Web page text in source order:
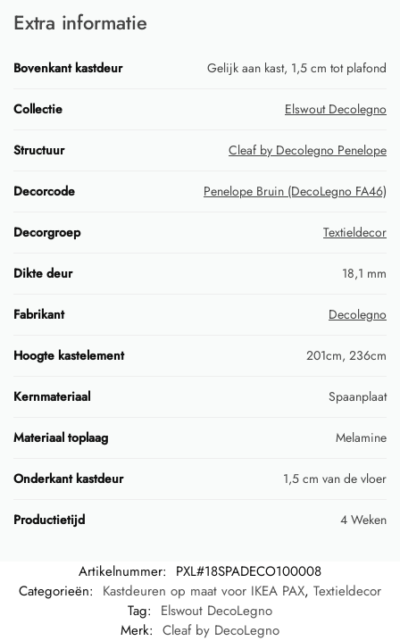
Extra informatie
Bovenkant kastdeur Gelijk aan kast, 1,5 cm tot plafond
Collectie Elswout Decolegno
Structuur Cleaf by Decolegno Penelope
Decorcode Penelope Bruin (DecoLegno FA46)
Decorgroep Textieldecor
Dikte deur 18,1 mm
Fabrikant Decolegno
Hoogte kastelement 201cm, 236cm
Kernmateriaal Spaanplaat
Materiaal toplaag Melamine
Onderkant kastdeur 1,5 cm van de vloer
Productietijd 4 Weken
Artikelnummer: PXL#18SPADECO100008
Categorieën: Kastdeuren op maat voor IKEA PAX, Textieldecor
Tag: Elswout DecoLegno
Merk: Cleaf by DecoLegno